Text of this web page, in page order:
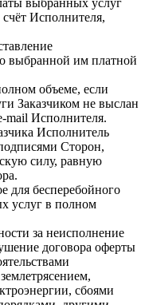
выбранных услуг
Исполнителя,
выбранной им платной
объеме, если
Заказчиком не выслан
mail Исполнителя.
Исполнитель
Сторон,
силу, равную
для бесперебойного
услуг в полном
за неисполнение
договора оферты
сбоями